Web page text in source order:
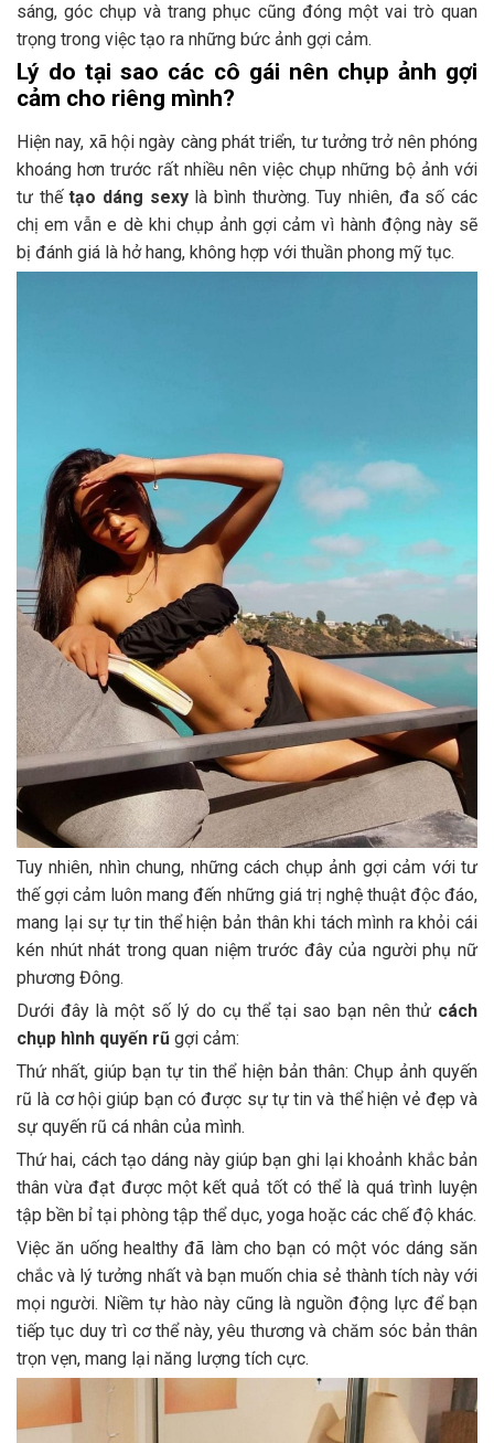
sáng, góc chụp và trang phục cũng đóng một vai trò quan
trọng trong việc tạo ra những bức ảnh gợi cảm.
Lý do tại sao các cô gái nên chụp ảnh gợi
cảm cho riêng mình?
Hiện nay, xã hội ngày càng phát triển, tư tưởng trở nên phóng
khoáng hơn trước rất nhiều nên việc chụp những bộ ảnh với
tư thếtạo dáng sexylà bình thường. Tuy nhiên, đa số các
chị em vẫn e dè khi chụp ảnh gợi cảm vì hành động này sẽ
bị đánh giá là hở hang, không hợp với thuần phong mỹ tục.
Tuy nhiên, nhìn chung, những cách chụp ảnh gợi cảm với tư
thế gợi cảm luôn mang đến những giá trị nghệ thuật độc đáo,
mang lại sự tự tin thể hiện bản thân khi tách mình ra khỏi cái
kén nhút nhát trong quan niệm trước đây của người phụ nữ
phương Đông.
Dưới đây là một số lý do cụ thể tại sao bạn nên thử cách
chụp hình quyến rũ gợi cảm:
Thứ nhất, giúp bạn tự tin thể hiện bản thân: Chụp ảnh quyến
rũ là cơ hội giúp bạn có được sự tự tin và thể hiện vẻ đẹp và
sự quyến rũ cá nhân của mình.
Thứ hai, cách tạo dáng này giúp bạn ghi lại khoảnh khắc bản
thân vừa đạt được một kết quả tốt có thể là quá trình luyện
tập bền bỉ tại phòng tập thể dục, yoga hoặc các chế độ khác.
Việc ăn uống healthy đã làm cho bạn có một vóc dáng săn
chắc và lý tưởng nhất và bạn muốn chia sẻ thành tích này với
mọi người. Niềm tự hào này cũng là nguồn động lực để bạn
tiếp tục duy trì cơ thể này, yêu thương và chăm sóc bản thân
trọn vẹn, mang lại năng lượng tích cực.